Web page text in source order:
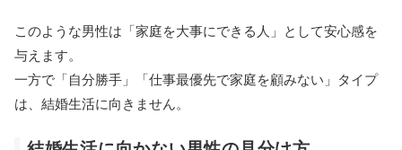
このような男性は「家庭を大事にできる人」として安心感を
与えます。
一方で「自分勝手」「仕事最優先で家庭を顧みない」タイプ
は、結婚生活に向きません。